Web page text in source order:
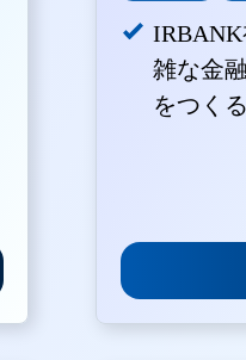
雑な金
をつく